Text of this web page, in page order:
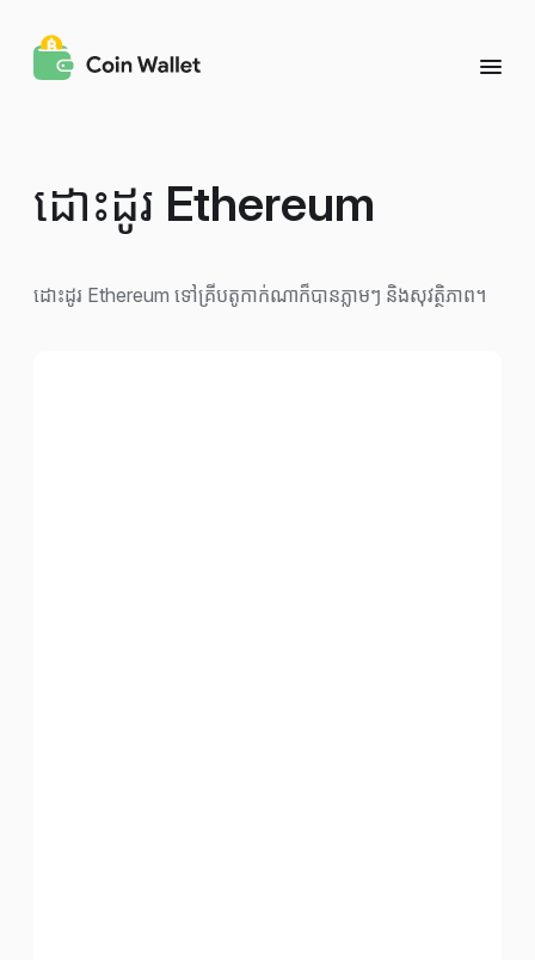
ដោះដូរ Ethereum
ដោះដូរ Ethereum ទៅគ្រីបតូកាក់ណាក៏បានភ្លាមៗ និងសុវត្ថិភាព។